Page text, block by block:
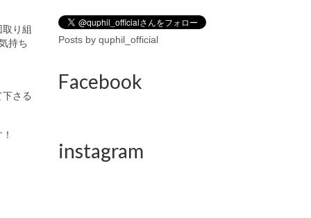
取り組
持ち
さる
Posts by quphil_official
Facebook
instagram